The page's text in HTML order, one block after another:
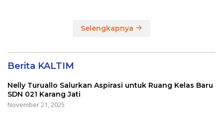
Selengkapnya
Berita KALTIM
Nelly Turuallo Salurkan Aspirasi untuk Ruang Kelas Baru
SDN 021 Karang Jati
November 21, 2025